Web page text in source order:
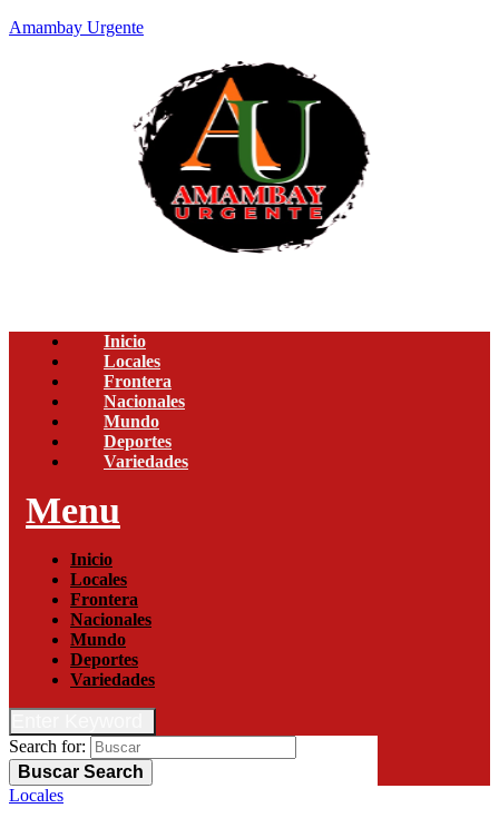
Amambay Urgente
Inicio
Locales
Frontera
Nacionales
Mundo
Deportes
Variedades
Menu
Inicio
Locales
Frontera
Nacionales
Mundo
Deportes
Variedades
Search for:
Buscar Search
Locales